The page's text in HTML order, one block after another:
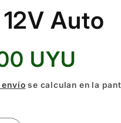
Auto
UYU
se calculan en la